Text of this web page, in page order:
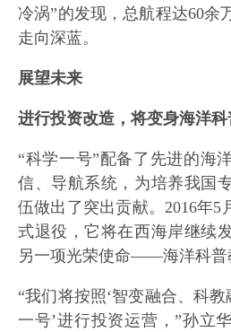
冷涡”的发现，总航程达60余
走向深蓝。
展望未来
进行投资改造，将变身海洋
“科学一号”配备了先进的海
信、导航系统，为培养我国
伍做出了突出贡献。2016年5
式退役，它将在西海岸继续
另一项光荣使命——海洋科普
“我们将按照‘智变融合、科教
一号’进行投资运营，”孙立